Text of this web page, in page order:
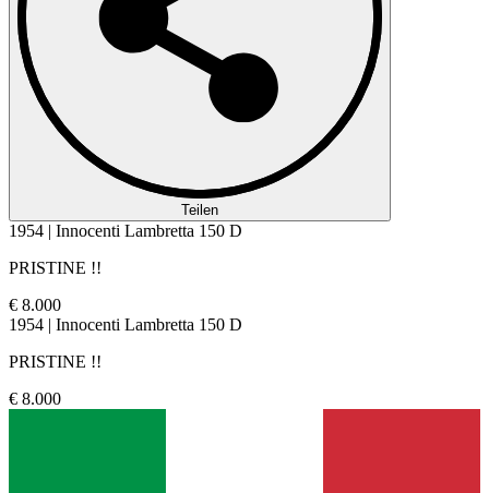
Teilen
1954 | Innocenti Lambretta 150 D
PRISTINE !!
€ 8.000
1954 | Innocenti Lambretta 150 D
PRISTINE !!
€ 8.000